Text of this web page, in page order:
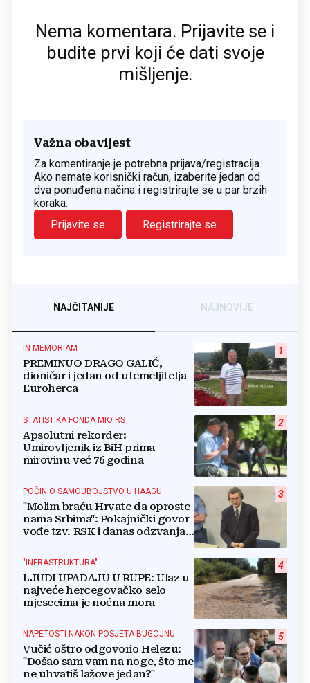
Nema komentara. Prijavite se i
budite prvi koji će dati svoje
mišljenje.
Važna obavijest
Za komentiranje je potrebna prijava/registracija.
Ako nemate korisnički račun, izaberite jedan od
dva ponuđena načina i registrirajte se u par brzih
koraka.
Prijavite se
Registrirajte se
NAJČITANIJE NAJNOVIJE
1
IN MEMORIAM
PREMINUO DRAGO GALIĆ,
dioničar i jedan od utemeljitelja
Euroherca
2
STATISTIKA FONDA MIO RS
Apsolutni rekorder:
Umirovljenik iz BiH prima
mirovinu već 76 godina
3
POČINIO SAMOUBOJSTVO U HAAGU
"Molim braću Hrvate da oproste
nama Srbima": Pokajnički govor
vođe tzv. RSK i danas odzvanja
4
"INFRASTRUKTURA"
LJUDI UPADAJU U RUPE: Ulaz u
najveće hercegovačko selo
mjesecima je noćna mora
5
NAPETOSTI NAKON POSJETA BUGOJNU
Vučić oštro odgovorio Helezu:
"Došao sam vam na noge, što me
ne uhvatiš lažove jedan?"